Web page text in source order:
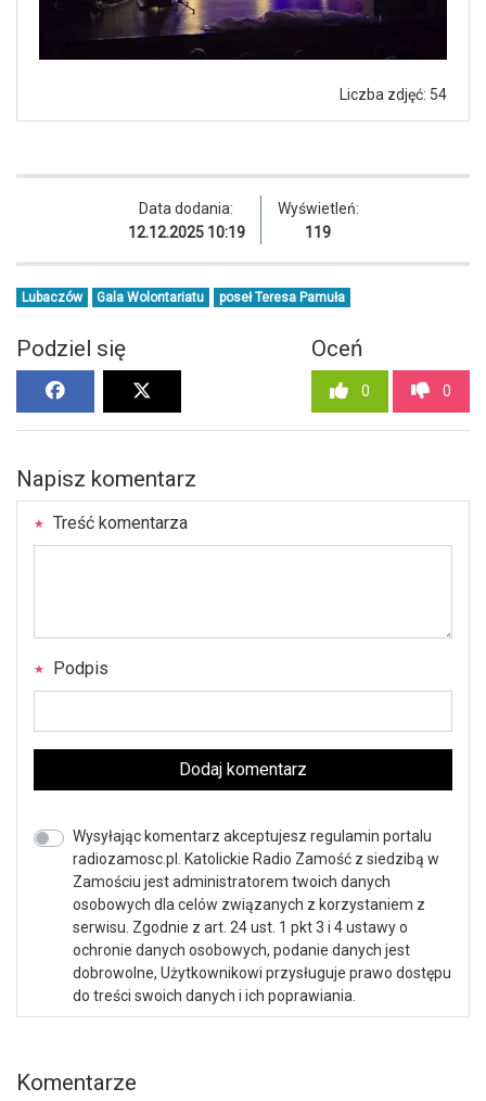
Liczba zdjęć: 54
Data dodania:
12.12.2025 10:19
Wyświetleń:
119
Lubaczów Gala Wolontariatu poseł Teresa Pamuła
Podziel się Oceń
0 0
Napisz komentarz
Treść komentarza
Podpis
Dodaj komentarz
Wysyłając komentarz akceptujesz regulamin portalu
radiozamosc.pl. Katolickie Radio Zamość z siedzibą w
Zamościu jest administratorem twoich danych
osobowych dla celów związanych z korzystaniem z
serwisu. Zgodnie z art. 24 ust. 1 pkt 3 i 4 ustawy o
ochronie danych osobowych, podanie danych jest
dobrowolne, Użytkownikowi przysługuje prawo dostępu
do treści swoich danych i ich poprawiania.
Komentarze